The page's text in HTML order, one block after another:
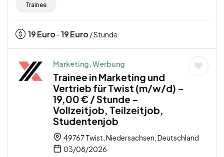
Trainee
19Euro -19Euro / Stunde
Marketing, Werbung
Trainee in Marketing und
Vertrieb für Twist (m/w/d) –
19,00 € / Stunde –
Vollzeitjob, Teilzeitjob,
Studentenjob
49767 Twist, Niedersachsen, Deutschland
03/08/2026